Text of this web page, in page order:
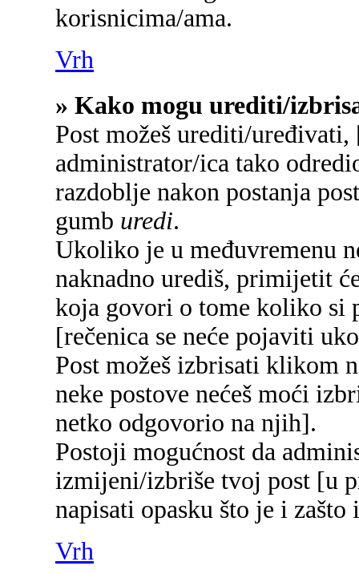
korisnicima/ama.
Vrh
» Kako mogu urediti/
Post možeš urediti/
administrator/ica tako
razdoblje nakon postanja
gumb uredi.
Ukoliko je u međuvremenu
naknadno urediš, primijetit
koja govori o tome koliko si
[rečenica se neće pojaviti
Post možeš izbrisati klikom
neke postove nećeš moći
netko odgovorio na njih].
Postoji mogućnost da
izmijeni/izbriše tvoj post [u
napisati opasku što je i
Vrh